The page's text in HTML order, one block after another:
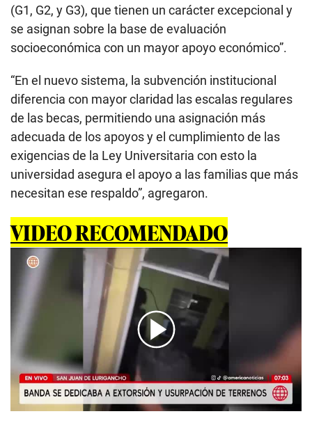
(G1, G2, y G3), que tienen un carácter excepcional y
se asignan sobre la base de evaluación
socioeconómica con un mayor apoyo económico”.
“En el nuevo sistema, la subvención institucional
diferencia con mayor claridad las escalas regulares
de las becas, permitiendo una asignación más
adecuada de los apoyos y el cumplimiento de las
exigencias de la Ley Universitaria con esto la
universidad asegura el apoyo a las familias que más
necesitan ese respaldo”, agregaron.
VIDEO RECOMENDADO
00:00/05:42